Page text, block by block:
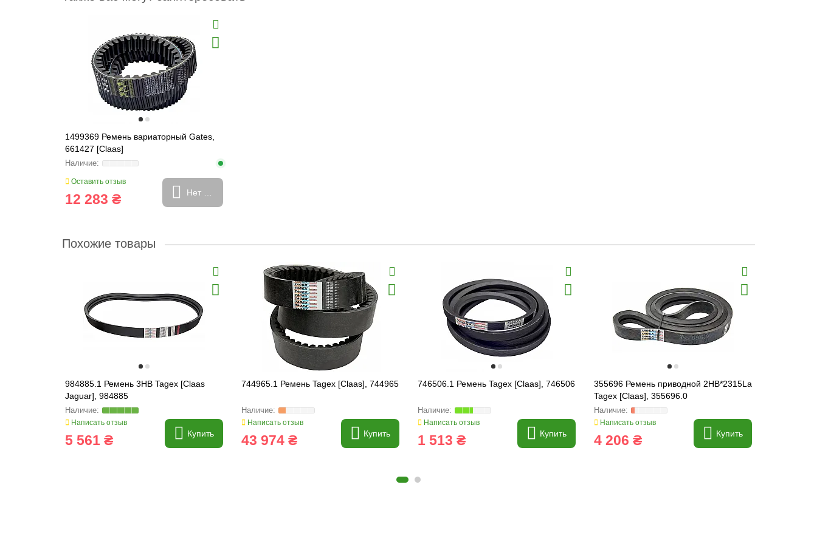
1499369 Ремень вариаторный Gates,
661427 [Claas]
Оставить отзыв
12 283 ₴ Нет в наличии
Похожие товары
984885.1 Ремень 3HB Tagex [Claas
Jaguar], 984885
Написать отзыв
5 561 ₴ Купить
744965.1 Ремень Tagex [Claas], 744965
Написать отзыв
43 974 ₴ Купить
746506.1 Ремень Tagex [Claas], 746506
Написать отзыв
1 513 ₴ Купить
355696 Ремень приводной 2HB*2315La
Tagex [Claas], 355696.0
Написать отзыв
4 206 ₴ Купить